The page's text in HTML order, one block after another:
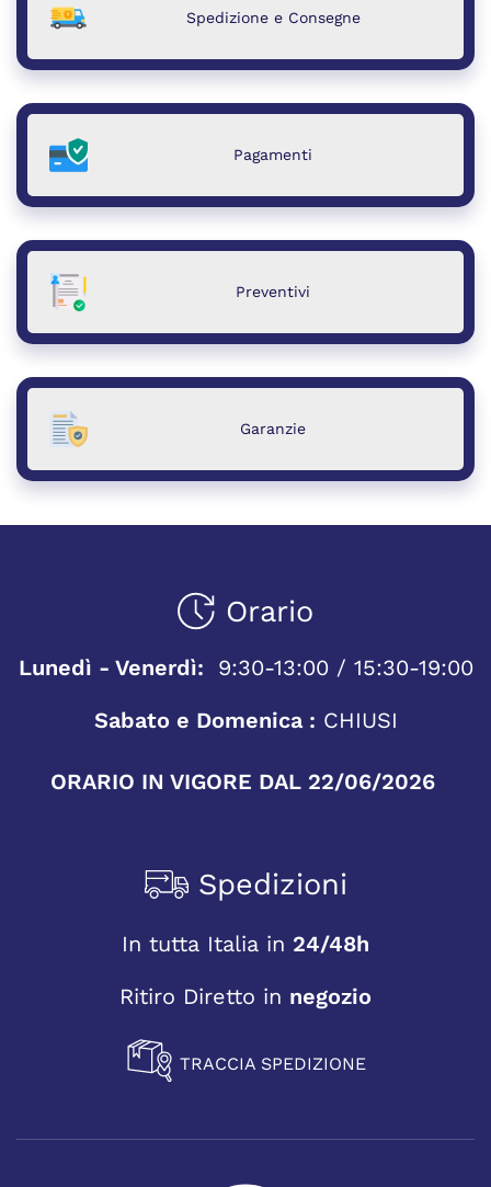
Spedizione e Consegne
Pagamenti
Preventivi
Garanzie
Orario
Lunedì - Venerdì:
9:30-13:00 / 15:30-19:00
Sabato e Domenica : CHIUSI
ORARIO IN VIGORE DAL 22/06/2026
Spedizioni
In tutta Italia in 24/48h
Ritiro Diretto in negozio
TRACCIA SPEDIZIONE